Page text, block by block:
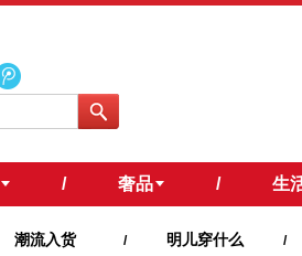
/ 奢品 / 生
潮流入货 / 明儿穿什么 /